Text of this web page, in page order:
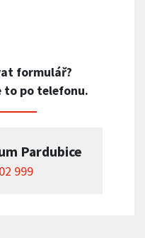
formulář?
to po telefonu.
Pardubice
999